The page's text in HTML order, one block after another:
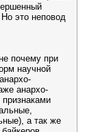
это неповод
почему при
научной
анархо-
а так же